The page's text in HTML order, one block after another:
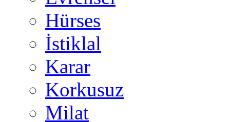
Hürses
İstiklal
Karar
Korkusuz
Milat